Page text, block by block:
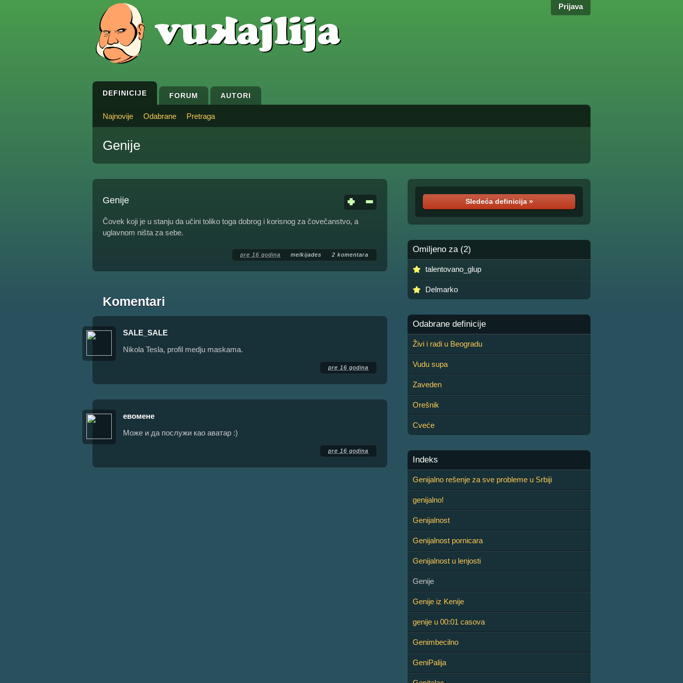
Prijava
DEFINICIJE FORUM AUTORI
Najnovije Odabrane Pretraga
Genije
Genije
Čovek koji je u stanju da učini toliko toga dobrog i korisnog za čovečanstvo, a
uglavnom ništa za sebe.
pre 16 godina melkijades 2 komentara
Komentari
SALE_SALE
Nikola Tesla, profil medju maskama.
pre 16 godina
евомене
Може и да послужи као аватар :)
pre 16 godina
Sledeća definicija »
Omiljeno za (2)
talentovano_glup
Delmarko
Odabrane definicije
Živi i radi u Beogradu
Vudu supa
Zaveden
Orešnik
Cveće
Indeks
Genijalno rešenje za sve probleme u Srbiji
genijalno!
Genijalnost
Genijalnost pornicara
Genijalnost u lenjosti
Genije
Genije iz Kenije
genije u 00:01 casova
Genimbecilno
GeniPalija